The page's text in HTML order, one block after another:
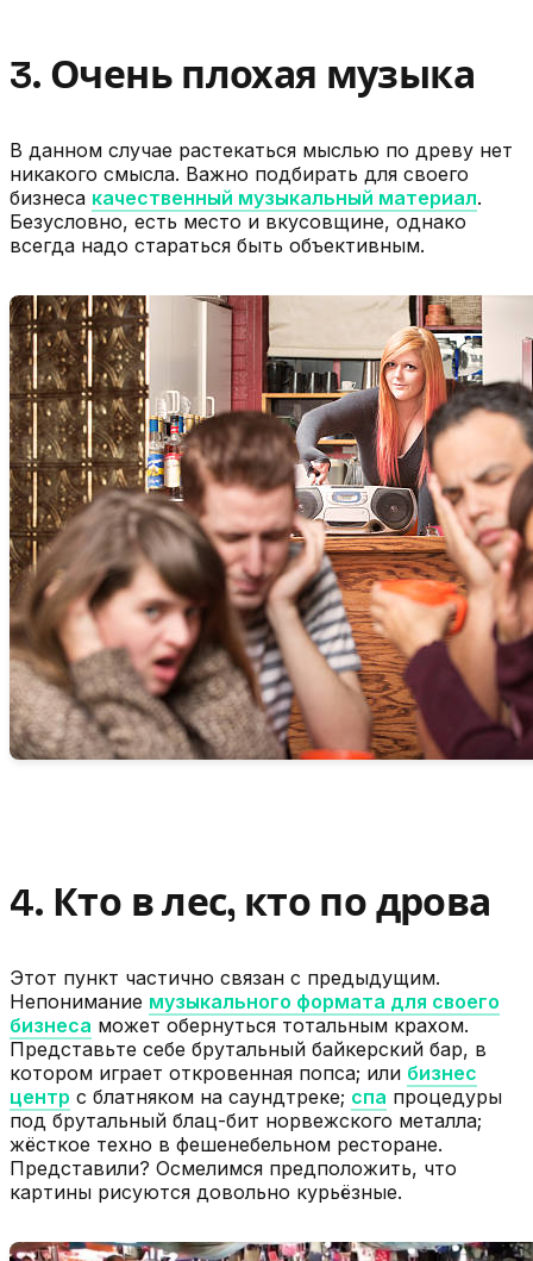
3. Очень плохая музыка
В данном случае растекаться мыслью по древу нет
никакого смысла. Важно подбирать для своего
бизнеса качественный музыкальный материал.
Безусловно, есть место и вкусовщине, однако
всегда надо стараться быть объективным.
4. Кто в лес, кто по дрова
Этот пункт частично связан с предыдущим.
Непонимание музыкального формата для своего
бизнеса может обернуться тотальным крахом.
Представьте себе брутальный байкерский бар, в
котором играет откровенная попса; или бизнес
центр с блатняком на саундтреке; спа процедуры
под брутальный блац-бит норвежского металла;
жёсткое техно в фешенебельном ресторане.
Представили? Осмелимся предположить, что
картины рисуются довольно курьёзные.